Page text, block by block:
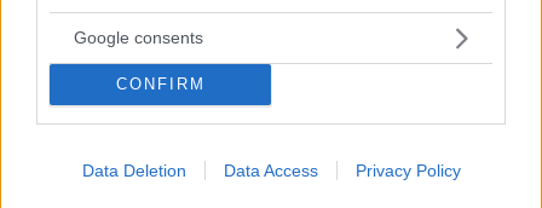
Google consents
CONFIRM
Data Deletion Data Access Privacy Policy